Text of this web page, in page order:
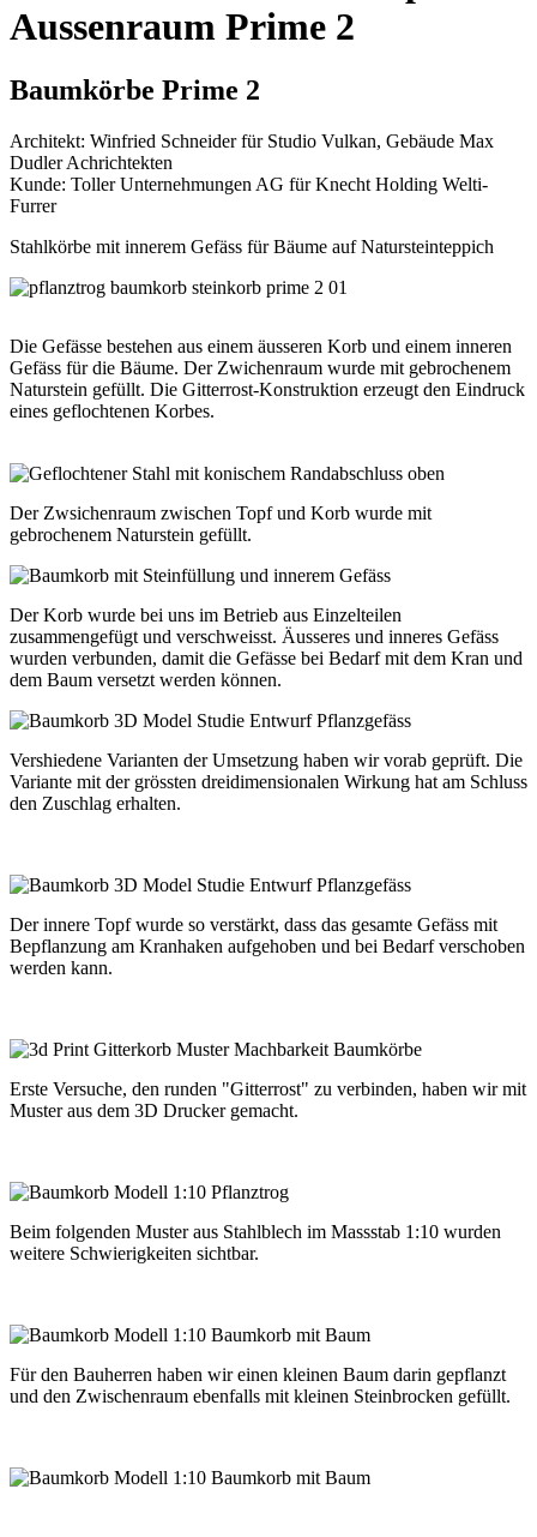
Aussenraum Prime 2
Baumkörbe Prime 2
Architekt: Winfried Schneider für Studio Vulkan, Gebäude Max
Dudler Achrichtekten
Kunde: Toller Unternehmungen AG für Knecht Holding Welti-
Furrer
Stahlkörbe mit innerem Gefäss für Bäume auf Natursteinteppich
Die Gefässe bestehen aus einem äusseren Korb und einem inneren
Gefäss für die Bäume. Der Zwichenraum wurde mit gebrochenem
Naturstein gefüllt. Die Gitterrost-Konstruktion erzeugt den Eindruck
eines geflochtenen Korbes.
Der Zwsichenraum zwischen Topf und Korb wurde mit
gebrochenem Naturstein gefüllt.
Der Korb wurde bei uns im Betrieb aus Einzelteilen
zusammengefügt und verschweisst. Äusseres und inneres Gefäss
wurden verbunden, damit die Gefässe bei Bedarf mit dem Kran und
dem Baum versetzt werden können.
Vershiedene Varianten der Umsetzung haben wir vorab geprüft. Die
Variante mit der grössten dreidimensionalen Wirkung hat am Schluss
den Zuschlag erhalten.
Der innere Topf wurde so verstärkt, dass das gesamte Gefäss mit
Bepflanzung am Kranhaken aufgehoben und bei Bedarf verschoben
werden kann.
Erste Versuche, den runden "Gitterrost" zu verbinden, haben wir mit
Muster aus dem 3D Drucker gemacht.
Beim folgenden Muster aus Stahlblech im Massstab 1:10 wurden
weitere Schwierigkeiten sichtbar.
Für den Bauherren haben wir einen kleinen Baum darin gepflanzt
und den Zwischenraum ebenfalls mit kleinen Steinbrocken gefüllt.